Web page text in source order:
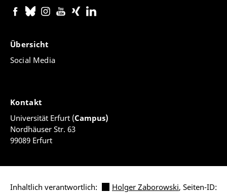
Übersicht
Social Media
Kontakt
Universität Erfurt (Campus)
Nordhäuser Str. 63
99089 Erfurt
Inhaltlich verantwortlich: Holger Zaborowski, Seiten-ID: